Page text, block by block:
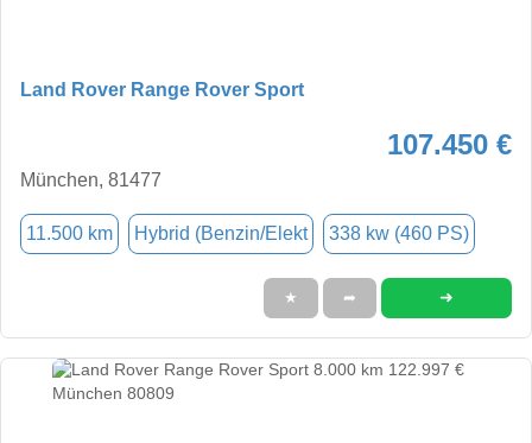
Land Rover Range Rover Sport
107.450 €
München, 81477
11.500 km Hybrid (Benzin/Elekt 338 kw (460 PS)
★ ➦ ➜